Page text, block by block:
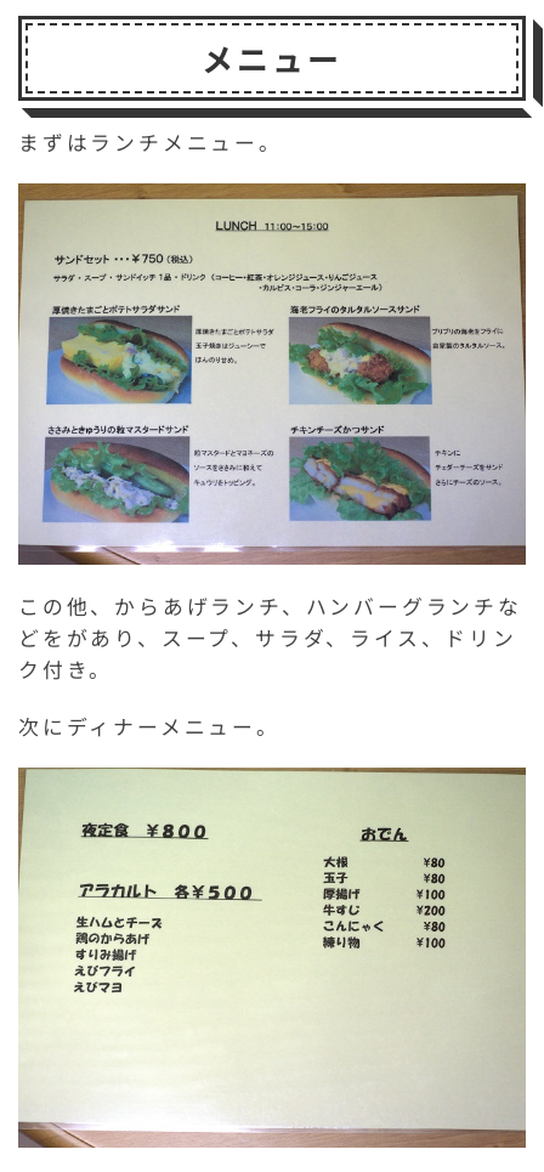
メニュー
まずはランチメニュー。
この他、からあげランチ、ハンバーグランチな
どをがあり、スープ、サラダ、ライス、ドリン
ク付き。
次にディナーメニュー。